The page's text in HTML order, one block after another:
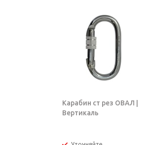
Карабин ст рез ОВАЛ |
Вертикаль